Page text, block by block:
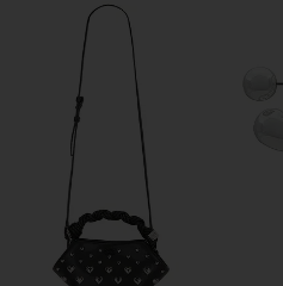
SRG Billy Dress in Chocolate
SRG